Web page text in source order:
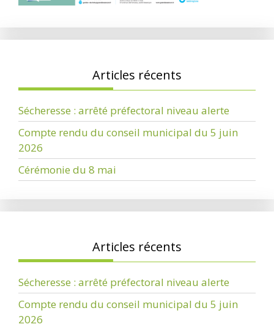
Articles récents
Sécheresse : arrêté préfectoral niveau alerte
Compte rendu du conseil municipal du 5 juin
2026
Cérémonie du 8 mai
Articles récents
Sécheresse : arrêté préfectoral niveau alerte
Compte rendu du conseil municipal du 5 juin
2026